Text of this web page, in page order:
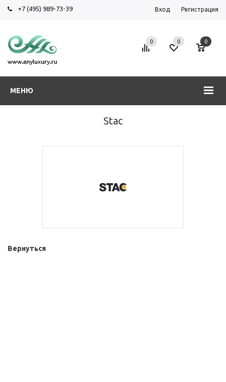
+7 (495) 989-73-39 Вход Регистрация
МЕНЮ
0 0 0
Stac
Вернуться